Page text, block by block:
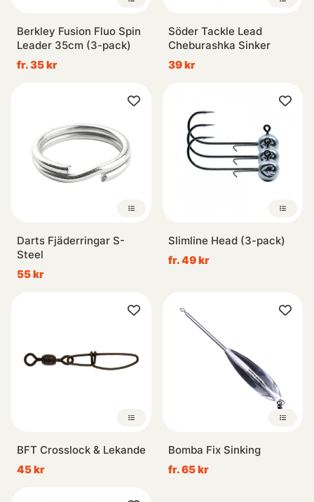
Berkley Fusion Fluo Spin
Leader 35cm (3-pack)
fr. 35 kr
Söder Tackle Lead
Cheburashka Sinker
39 kr
Darts Fjäderringar S-
Steel
55 kr
Slimline Head (3-pack)
fr. 49 kr
BFT Crosslock & Lekande
45 kr
Bomba Fix Sinking
fr. 65 kr